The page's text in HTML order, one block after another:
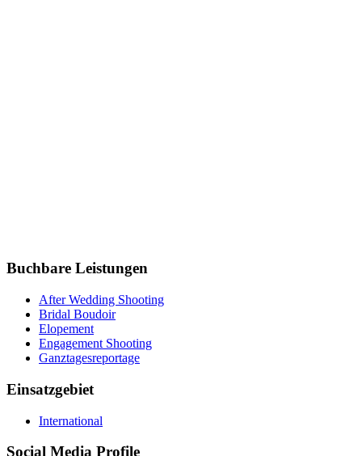
Buchbare Leistungen
After Wedding Shooting
Bridal Boudoir
Elopement
Engagement Shooting
Ganztagesreportage
Einsatzgebiet
International
Social Media Profile